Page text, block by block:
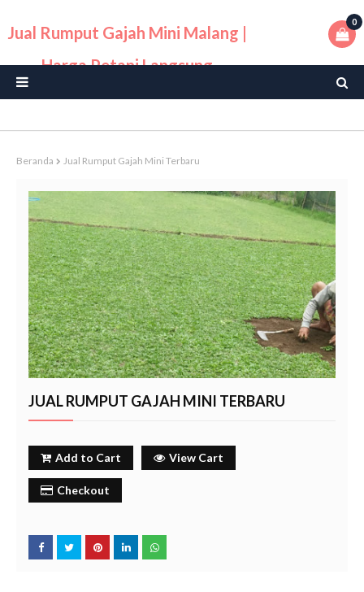
Jual Rumput Gajah Mini Malang |
Harga Petani Langsung
0
Beranda Jual Rumput Gajah Mini Terbaru
JUAL RUMPUT GAJAH MINI TERBARU
Add to Cart View Cart
Checkout